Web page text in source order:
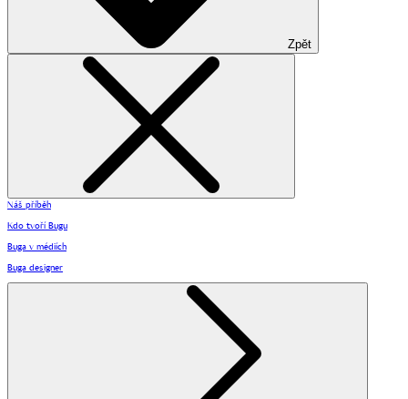
Zpět
Náš příběh
Kdo tvoří Bugu
Buga v médiích
Buga designer